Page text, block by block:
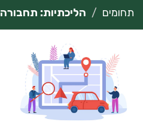
תחומים הליכתיות: תחבורה